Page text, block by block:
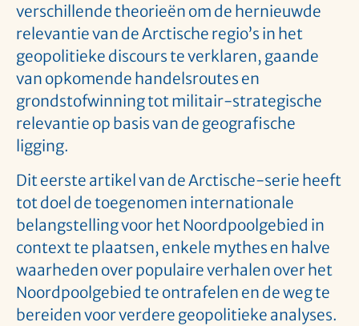
verschillende theorieën om de hernieuwde
relevantie van de Arctische regio’s in het
geopolitieke discours te verklaren, gaande
van opkomende handelsroutes en
grondstofwinning tot militair-strategische
relevantie op basis van de geografische
ligging.
Dit eerste artikel van de Arctische-serie heeft
tot doel de toegenomen internationale
belangstelling voor het Noordpoolgebied in
context te plaatsen, enkele mythes en halve
waarheden over populaire verhalen over het
Noordpoolgebied te ontrafelen en de weg te
bereiden voor verdere geopolitieke analyses.